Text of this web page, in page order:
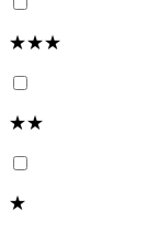
★★★
★★
★